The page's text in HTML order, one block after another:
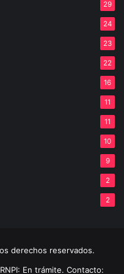
29
24
23
22
16
11
11
10
9
2
2
derechos reservados.
En trámite. Contacto: